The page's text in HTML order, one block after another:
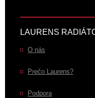
LAURENS
O nás
Prečo Laurens?
Podpora